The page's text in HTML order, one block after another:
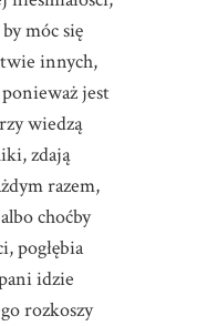
móc się
innych,
jest
wiedzą
zdają
razem,
choćby
pogłębia
idzie
rozkoszy